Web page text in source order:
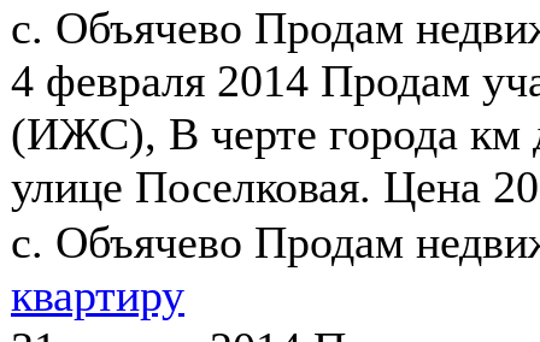
с. Объячево Продам
4 февраля 2014 Продам
(ИЖС), В черте города км
улице Поселковая. Цена
с. Объячево Продам
квартиру